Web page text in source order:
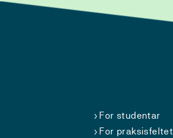
For studentar
For praksisfeltet